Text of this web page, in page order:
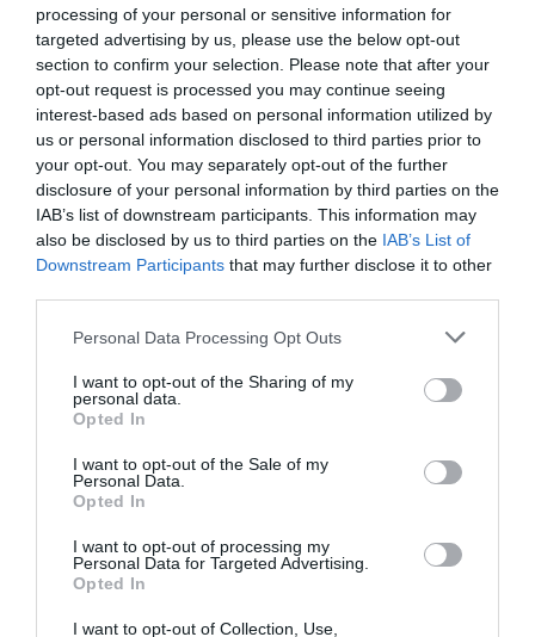
processing of your personal or sensitive information for
targeted advertising by us, please use the below opt-out
section to confirm your selection. Please note that after your
opt-out request is processed you may continue seeing
interest-based ads based on personal information utilized by
us or personal information disclosed to third parties prior to
your opt-out. You may separately opt-out of the further
disclosure of your personal information by third parties on the
IAB’s list of downstream participants. This information may
also be disclosed by us to third parties on the IAB’s List of
Downstream Participants that may further disclose it to other
Personal Data Processing Opt Outs
I want to opt-out of the Sharing of my
personal data.
Opted In
I want to opt-out of the Sale of my
Personal Data.
Opted In
I want to opt-out of processing my
Personal Data for Targeted Advertising.
Opted In
I want to opt-out of Collection, Use,
ΔΕΣ 9 ΦΩΤΟΓΡΑΦΙΕΣ
Περισσότερες πληροφορίες
Εγκαίνια & συζήτηση για τον Βαγγέλη Τσάκο
Τετάρτη 17 Απριλίου, 18:00
Συμμετέχουν οιΔημήτρης Γεωργούλης, Γεωργία
Λιάπη, Ασημίνα Μιχαλούτσου, Γιώργος
Συζήτηση για τον Θάνο Τσίγκο
Κυριακή 21 Απριλίου, 18:00
Τσίγκος, Μαίρη Τσίγκου. Συντονίζει η
Όλγα
Χατζηδάκη.
Συντελεστές
Επιμέλεια:
Συνεργάτις καλλιτεχνικής έρευνας & επιμέλειας: